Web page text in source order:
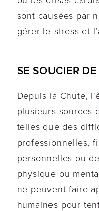
sont causées par
gérer le stress et
SE SOUCIER
Depuis la Chute,
plusieurs sources
telles que des
professionnelles,
personnelles ou
physique ou
ne peuvent faire
humaines pour